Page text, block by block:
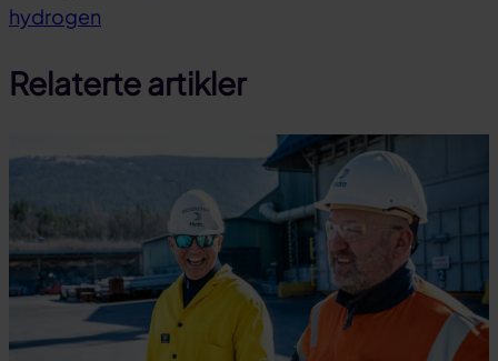
på
på
link
hydrogen
Relaterte artikler